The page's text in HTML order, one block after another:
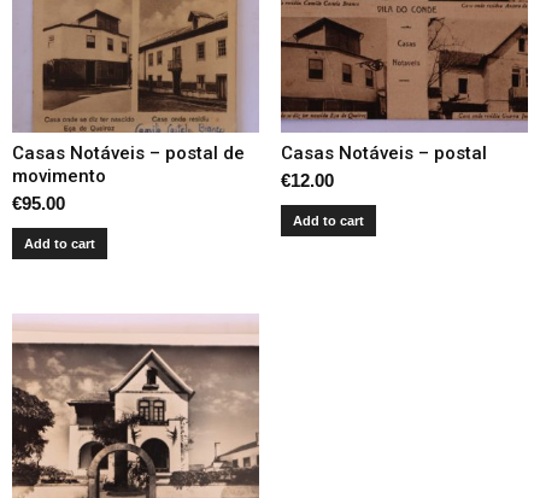
Casas Notáveis – postal de
movimento
€95.00
Add to cart
Casas Notáveis – postal
€12.00
Add to cart